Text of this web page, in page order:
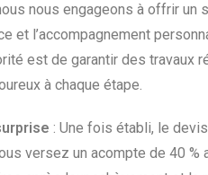
nous engageons à offrir un
et l’accompagnement
est de garantir des travaux
à chaque étape.
: Une fois établi, le
versez un acompte de 40 %